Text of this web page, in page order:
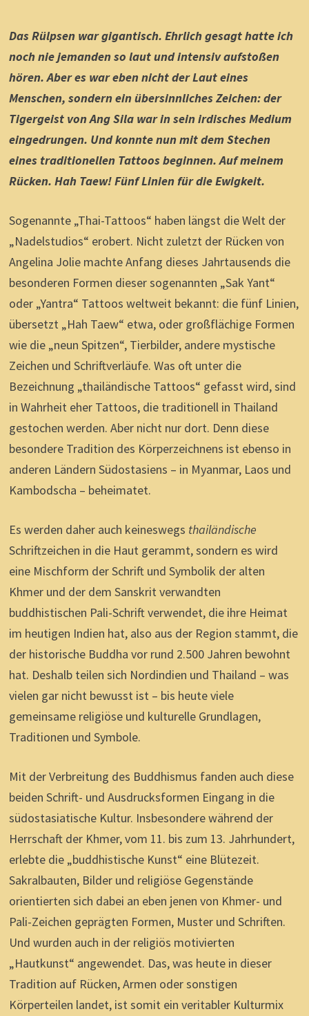
Das Rülpsen war gigantisch. Ehrlich gesagt hatte ich
noch nie jemanden so laut und intensiv aufstoßen
hören. Aber es war eben nicht der Laut eines
Menschen, sondern ein übersinnliches Zeichen: der
Tigergeist vonAng Silawar in sein irdisches Medium
eingedrungen. Und konnte nun mit dem Stechen
eines traditionellen Tattoos beginnen. Auf meinem
Rücken. Hah Taew! Fünf Linien für die Ewigkeit.
Sogenannte „Thai-Tattoos“ haben längst die Welt der
„Nadelstudios“ erobert. Nicht zuletzt der Rücken von
Angelina Jolie machte Anfang dieses Jahrtausends die
besonderen Formen dieser sogenannten „Sak Yant“
oder „Yantra“ Tattoos weltweit bekannt: die fünf Linien,
übersetzt „Hah Taew“ etwa, oder großflächige Formen
wie die „neun Spitzen“, Tierbilder, andere mystische
Zeichen und Schriftverläufe. Was oft unter die
Bezeichnung „thailändische Tattoos“ gefasst wird, sind
in Wahrheit eher Tattoos, die traditionell in Thailand
gestochen werden. Aber nicht nur dort. Denn diese
besondere Tradition des Körperzeichnens ist ebenso in
anderen Ländern Südostasiens – in Myanmar, Laos und
Kambodscha – beheimatet.
Es werden daher auch keineswegs thailändische
Schriftzeichen in die Haut gerammt, sondern es wird
eine Mischform der Schrift und Symbolik der alten
Khmer und der dem Sanskrit verwandten
buddhistischen Pali-Schrift verwendet, die ihre Heimat
im heutigen Indien hat, also aus der Region stammt, die
der historische Buddha vor rund 2.500 Jahren bewohnt
hat. Deshalb teilen sich Nordindien und Thailand – was
vielen gar nicht bewusst ist – bis heute viele
gemeinsame religiöse und kulturelle Grundlagen,
Traditionen und Symbole.
Mit der Verbreitung des Buddhismus fanden auch diese
beiden Schrift- und Ausdrucksformen Eingang in die
südostasiatische Kultur. Insbesondere während der
Herrschaft der Khmer, vom 11. bis zum 13. Jahrhundert,
erlebte die „buddhistische Kunst“ eine Blütezeit.
Sakralbauten, Bilder und religiöse Gegenstände
orientierten sich dabei an eben jenen von Khmer- und
Pali-Zeichen geprägten Formen, Muster und Schriften.
Und wurden auch in der religiös motivierten
„Hautkunst“ angewendet. Das, was heute in dieser
Tradition auf Rücken, Armen oder sonstigen
Körperteilen landet, ist somit ein veritabler Kulturmix